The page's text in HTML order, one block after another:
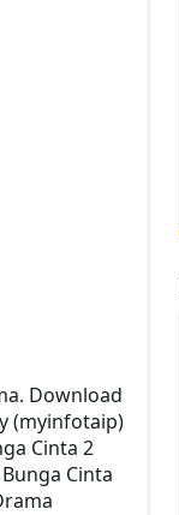
Download
(myinfotaip)
Cinta 2
Cinta